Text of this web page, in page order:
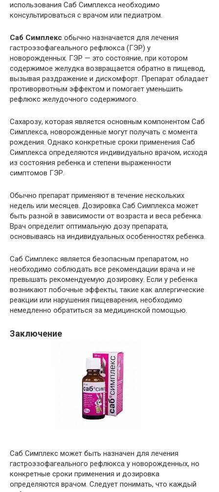
использования Саб Симплекса необходимо
консультироваться с врачом или педиатром.
Саб Симплекс обычно назначается для лечения
гастроэзофагеального рефлюкса (ГЭР) у
новорожденных. ГЭР — это состояние, при котором
содержимое желудка возвращается обратно в пищевод,
вызывая раздражение и дискомфорт. Препарат обладает
противорвотным эффектом и помогает уменьшить
рефлюкс желудочного содержимого.
Сахарозу, которая является основным компонентом Саб
Симплекса, новорожденные могут получать с момента
рождения. Однако конкретные сроки применения Саб
Симплекса определяются индивидуально врачом, исходя
из состояния ребенка и степени выраженности
симптомов ГЭР.
Обычно препарат применяют в течение нескольких
недель или месяцев. Дозировка Саб Симплекса может
быть разной в зависимости от возраста и веса ребенка.
Врач определит оптимальную дозу препарата,
основываясь на индивидуальных особенностях ребенка.
Саб Симплекс является безопасным препаратом, но
необходимо соблюдать все рекомендации врача и не
превышать рекомендуемую дозировку. Если у ребенка
возникают побочные эффекты, такие как аллергические
реакции или нарушения пищеварения, необходимо
немедленно обратиться за медицинской помощью.
Заключение
Саб Симплекс может быть назначен для лечения
гастроэзофагеального рефлюкса у новорожденных, но
конкретные сроки применения и дозировка
определяются врачом. Следует понимать, что каждый